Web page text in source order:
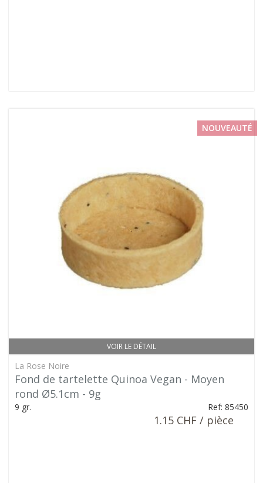
VOIR LE DÉTAIL
NOUVEAUTÉ
La Rose Noire
Fond de tartelette Quinoa Vegan - Moyen
rond Ø5.1cm - 9g
9 gr. Ref: 85450
1.15 CHF / pièce